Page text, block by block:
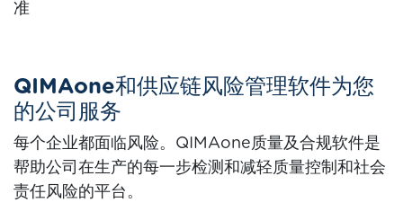
准
QIMAone和供应链风险管理软件为您
的公司服务
每个企业都面临风险。QIMAone质量及合规软件是
帮助公司在生产的每一步检测和减轻质量控制和社会
责任风险的平台。